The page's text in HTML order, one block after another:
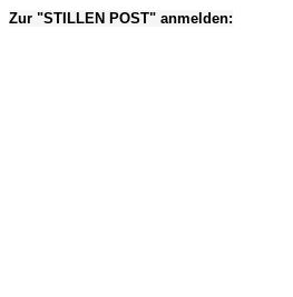
Zur "STILLEN POST" anmelden: